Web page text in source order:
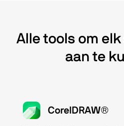
Alle tools om
aan te
CorelDRAW®